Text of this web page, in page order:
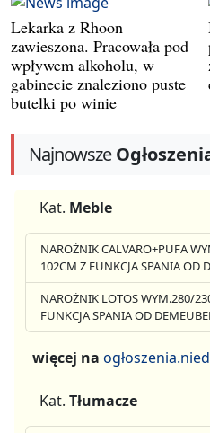
Lekarka z Rhoon
zawieszona. Pracowała pod
wpływem alkoholu, w
gabinecie znaleziono puste
butelki po winie
Najnowsze
Kat. Meble
NAROŻNIK CALVARO+PUFA
102CM Z FUNKCJA SPANIA OD
NAROŻNIK LOTOS WYM.280/
FUNKCJA SPANIA OD
więcej na
Kat. Tłumacze